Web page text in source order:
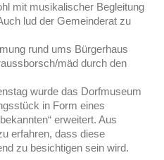
mit musikalischer Begleitung
lud der Gemeinderat zu
rund ums Bürgerhaus
mäd durch den
wurde das Dorfmuseum
in Form eines
erweitert. Aus
erfahren, dass diese
zu besichtigen sein wird.